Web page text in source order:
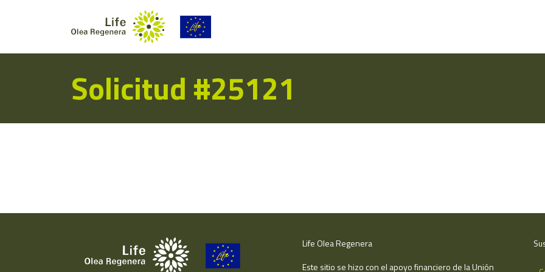
Solicitud #25121
Life Olea Regenera
Este sitio se hizo con el apoyo financiero de la Unión